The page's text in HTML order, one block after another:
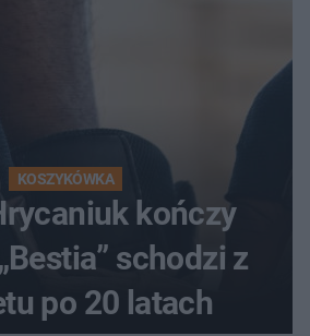
KOSZYKÓWKA
kończy
schodzi z
po 20 latach